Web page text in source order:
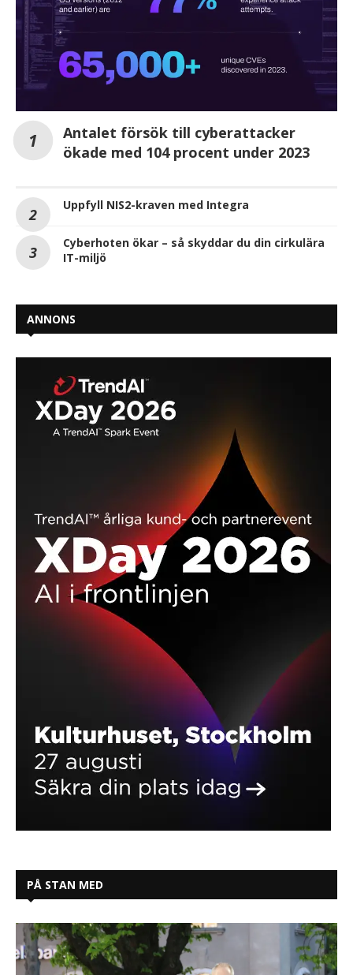
Antalet försök till cyberattacker
ökade med 104 procent under 2023
Uppfyll NIS2-kraven med Integra
Cyberhoten ökar – så skyddar du din cirkulära
IT-miljö
ANNONS
PÅ STAN MED